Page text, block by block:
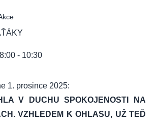
- 10:30
1. prosince 2025:
V DUCHU SPOKOJENOSTI NA
VZHLEDEM K OHLASU, UŽ TEĎ